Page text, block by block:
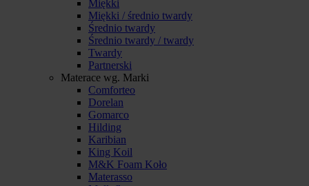
Miękki
Miękki / średnio twardy
Średnio twardy
Średnio twardy / twardy
Twardy
Partnerski
Materace wg. Marki
Comforteo
Dorelan
Gomarco
Hilding
Karibian
King Koil
M&K Foam Koło
Materasso